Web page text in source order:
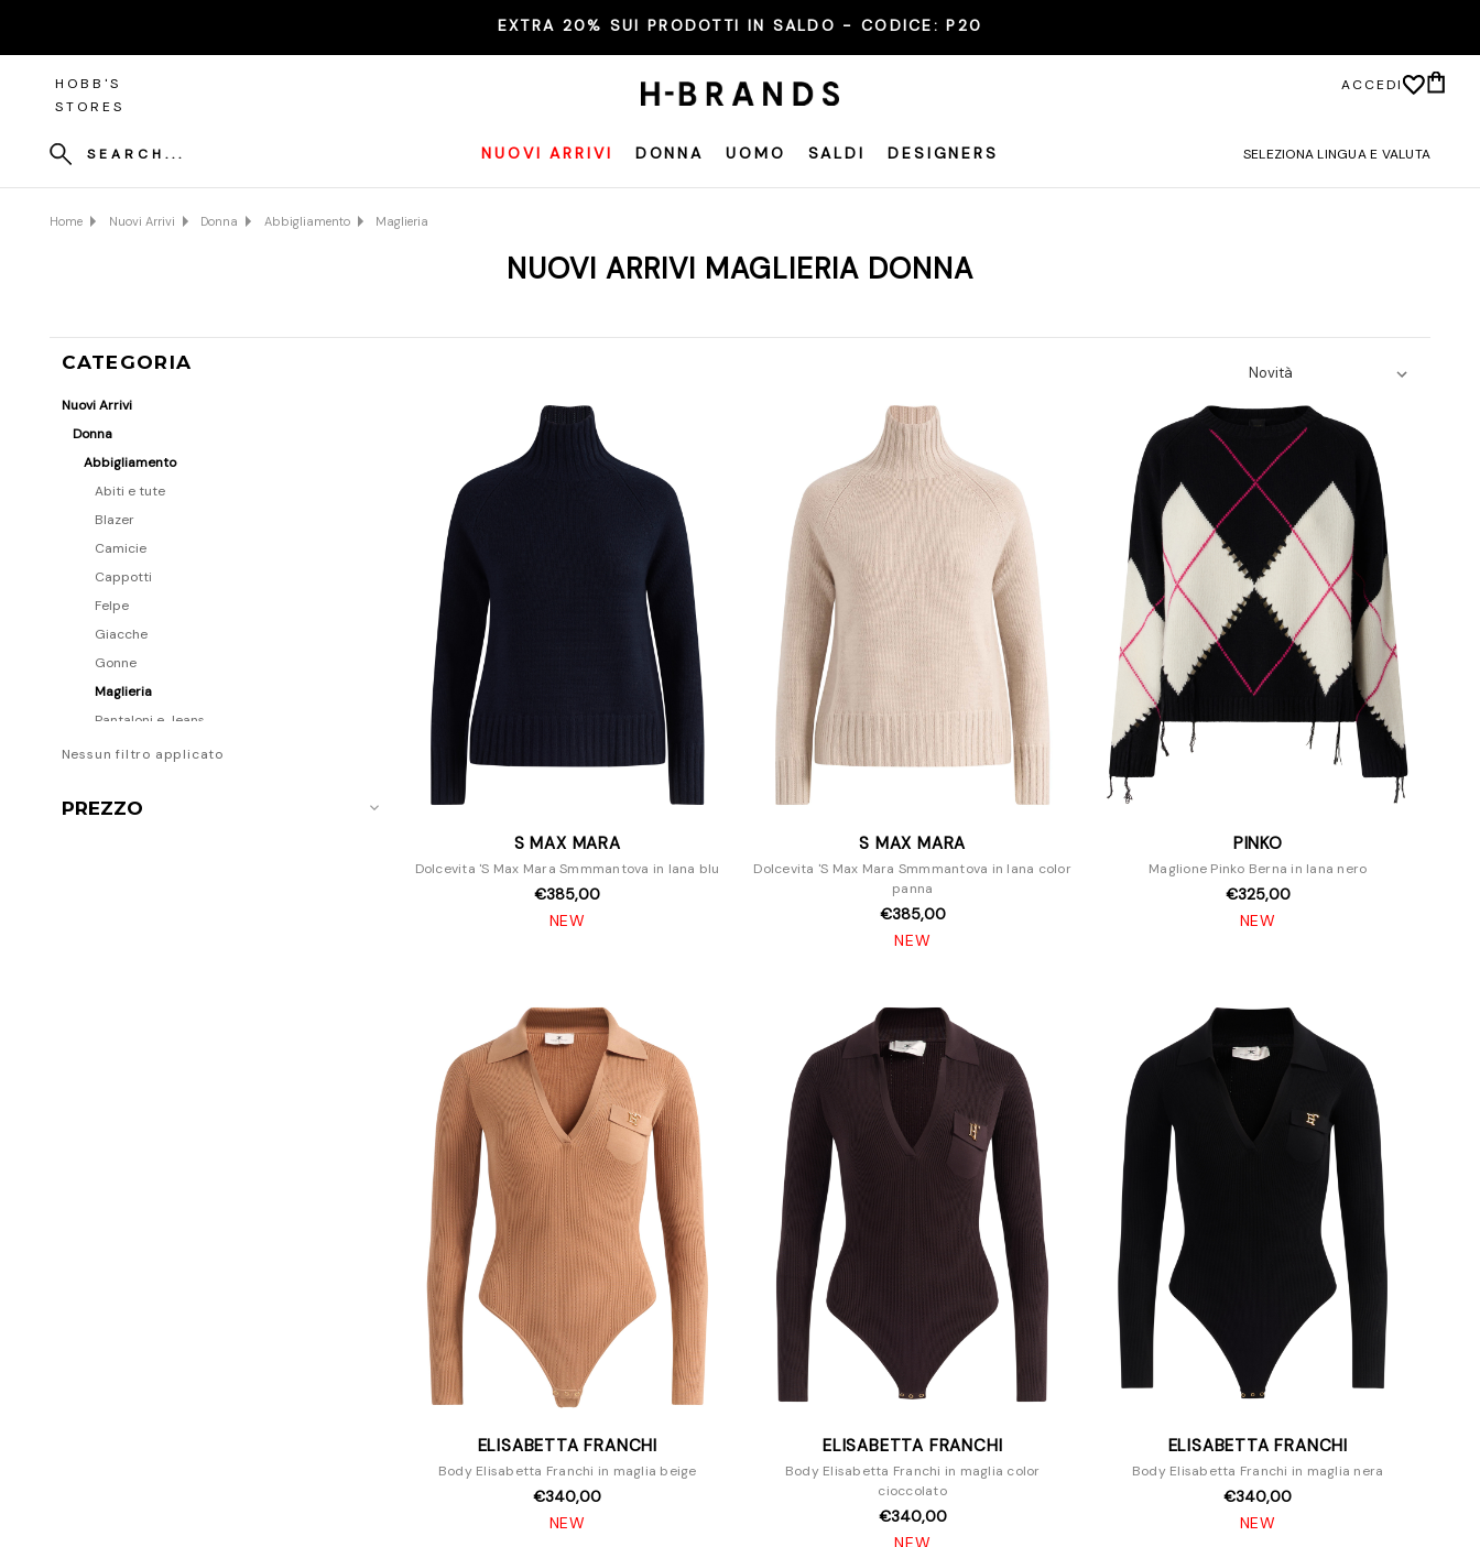
EXTRA 20% SUI PRODOTTI IN SALDO - CODICE:P20
ULTIMI GIORNI
HOBB'S
STORES
ACCEDI
SEARCH... NUOVI ARRIVI DONNA UOMO SALDI DESIGNERS SELEZIONA LINGUA E VALUTA
Home Nuovi Arrivi Donna Abbigliamento Maglieria
NUOVI ARRIVI MAGLIERIA DONNA
CATEGORIA
Nuovi Arrivi
Donna
Abbigliamento
Abiti e tute
Blazer
Camicie
Cappotti
Felpe
Giacche
Gonne
Maglieria
Pantaloni e Jeans
Pellicce
Shorts
Nessun filtro applicato
PREZZO
S MAX MARA
Dolcevita 'S Max Mara Smmmantova in lana blu
€385,00
NEW
S MAX MARA
Dolcevita 'S Max Mara Smmmantova in lana color
panna
€385,00
NEW
PINKO
Maglione Pinko Berna in lana nero
€325,00
NEW
ELISABETTA FRANCHI
Body Elisabetta Franchi in maglia beige
€340,00
NEW
ELISABETTA FRANCHI
Body Elisabetta Franchi in maglia color
cioccolato
€340,00
NEW
ELISABETTA FRANCHI
Body Elisabetta Franchi in maglia nera
€340,00
NEW